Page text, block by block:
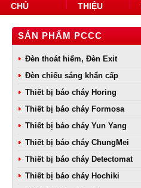
CHỦ
THIỆU
SẢN PHẨM PCCC
Đèn thoát hiểm, Đèn Exit
Đèn chiếu sáng khẩn cấp
Thiết bị báo cháy Horing
Thiết bị báo cháy Formosa
Thiết bị báo cháy Yun Yang
Thiết bị báo cháy ChungMei
Thiết bị báo cháy Detectomat
Thiết bị báo cháy Hochiki